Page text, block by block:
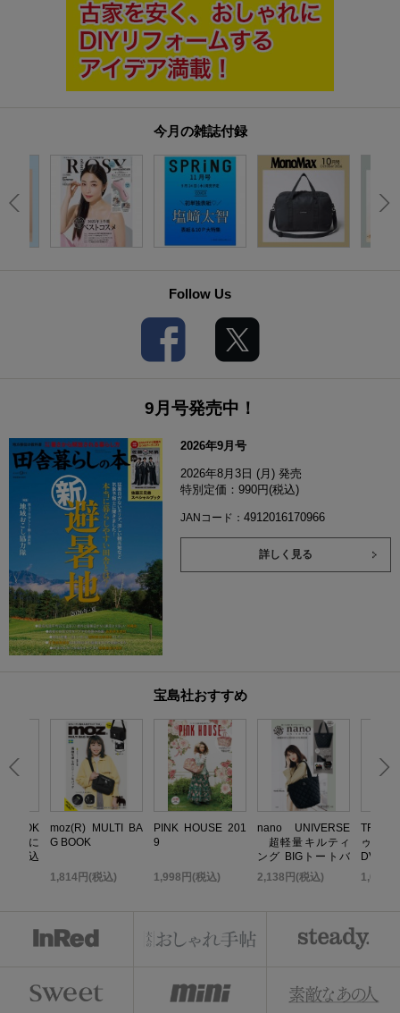
今月の雑誌付録
Follow Us
9月号発売中！
2026年9月号
2026年8月3日 (月) 発売
特別定価：990円(税込)
JANコード： 4912016170966
詳しく見る
宝島社おすすめ
BOOK
限に
れ込
moz(R) MULTI BA
G BOOK
1,814円(税込)
PINK HOUSE 201
9
1,998円(税込)
nano UNIVERSE
超軽量キルティ
ング BIGトートバ
ッグBOOK
2,138円(税込)
TRF イ
ゥ・ダ
DVD
TOP
1,058